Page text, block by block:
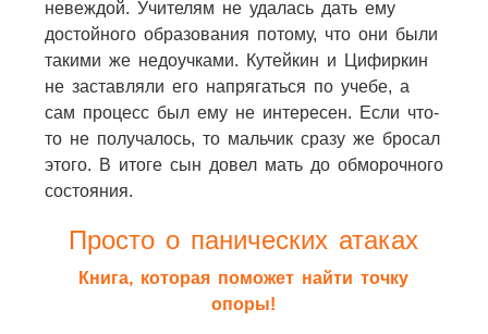
невеждой. Учителям не удалась дать ему
достойного образования потому, что они были
такими же недоучками. Кутейкин и Цифиркин
не заставляли его напрягаться по учебе, а
сам процесс был ему не интересен. Если что-
то не получалось, то мальчик сразу же бросал
этого. В итоге сын довел мать до обморочного
состояния.
Просто о панических атаках
Книга, которая поможет найти точку
опоры!